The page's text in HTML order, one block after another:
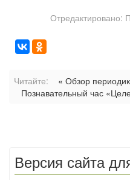
Отредактировано:
Читайте:
« Обзор
Познавательный час
Версия сайта